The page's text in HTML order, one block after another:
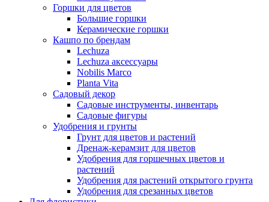
Горшки для цветов
Большие горшки
Керамические горшки
Кашпо по брендам
Lechuza
Lechuza аксессуары
Nobilis Marco
Planta Vita
Садовый декор
Садовые инструменты, инвентарь
Садовые фигуры
Удобрения и грунты
Грунт для цветов и растений
Дренаж-керамзит для цветов
Удобрения для горшечных цветов и
растений
Удобрения для растений открытого грунта
Удобрения для срезанных цветов